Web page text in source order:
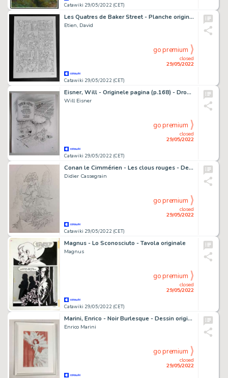
Catawiki 29/05/2022 (CET)
Les Quatres de Baker Street - Planche originale (p36) - Tome 1 - L'affaire du rideau bleu - Page volante - (2009)
Etien, David
Catawiki 29/05/2022 (CET)
closed
29/05/2022
go premium
Eisner, Will - Originele pagina (p.168) - Dropsie Avenue - (1994)
Will Eisner
Catawiki 29/05/2022 (CET)
closed
29/05/2022
go premium
Conan le Cimmérien - Les clous rouges - Dessin original - Valéria
Didier Cassegrain
Catawiki 29/05/2022 (CET)
closed
29/05/2022
go premium
Magnus - Lo Sconosciuto - Tavola originale
Magnus
Catawiki 29/05/2022 (CET)
closed
29/05/2022
go premium
Marini, Enrico - Noir Burlesque - Dessin original - Caprice - (2021)
Enrico Marini
closed
29/05/2022
go premium